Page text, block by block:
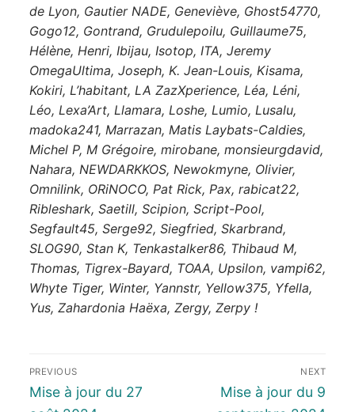
de Lyon, Gautier NADE, Geneviève, Ghost54770,
Gogo12, Gontrand, Grudulepoilu, Guillaume75,
Hélène, Henri, Ibijau, Isotop, ITA, Jeremy
OmegaUltima, Joseph, K. Jean-Louis, Kisama,
Kokiri, L’habitant, LA ZazXperience, Léa, Léni,
Léo, Lexa’Art, Llamara, Loshe, Lumio, Lusalu,
madoka241, Marrazan, Matis Laybats-Caldies,
Michel P, M Grégoire, mirobane, monsieurgdavid,
Nahara, NEWDARKKOS, Newokmyne, Olivier,
Omnilink, ORiNOCO, Pat Rick, Pax, rabicat22,
Ribleshark, Saetill, Scipion, Script-Pool,
Segfault45, Serge92, Siegfried, Skarbrand,
SLOG90, Stan K, Tenkastalker86, Thibaud M,
Thomas, Tigrex-Bayard, TOAA, Upsilon, vampi62,
Whyte Tiger, Winter, Yannstr, Yellow375, Yfella,
Yus, Zahardonia Haëxa, Zergy, Zerpy !
PREVIOUS
Mise à jour du 27
NEXT
Mise à jour du 9